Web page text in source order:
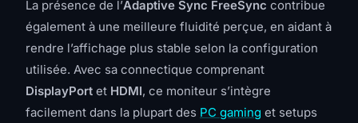
La présence de l’Adaptive Sync FreeSync contribue
également à une meilleure fluidité perçue, en aidant à
rendre l’affichage plus stable selon la configuration
utilisée. Avec sa connectique comprenant
DisplayPort et HDMI, ce moniteur s’intègre
facilement dans la plupart des PC gaming et setups